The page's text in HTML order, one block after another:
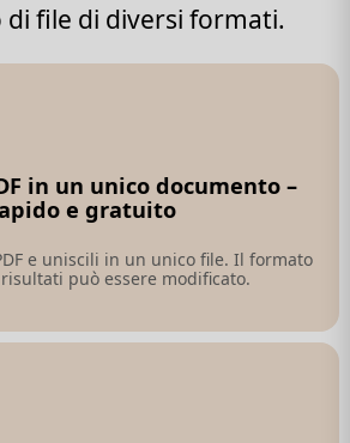
file di diversi formati.
in un unico documento –
e gratuito
e uniscili in un unico file. Il formato
può essere modificato.